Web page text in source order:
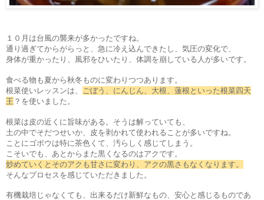
１０月は台風の襲来が多かったですね。
通り過ぎてからがらっと、急に冷え込んできたし、気圧の変化で、
身体が重かったり、風邪をひいたり、体調を崩している人が多いです。
食べる物も夏から秋冬ものに変わりつつあります。
根菜使いレッスンは、
ごぼう、にんじん、大根、蓮根といった根菜四天
王 ？を使いました。
根菜は皮の近くに旨味がある。そうは解っていても、
土の中でそだつせいか、皮を剥かれて使われることが多いですね。
ことにゴボウは特に茶色くて、汚らしく感じてしまう。
こそいでも、あとからまた黒くなるのはアクです。
炒めていくとそのアクも甘さに変わり、アクの黒さもなくなります。
そんなプロセスを感じていただきました。
有機栽培じゃなくても、出来るだけ新鮮なもの、安心と感じるものであ